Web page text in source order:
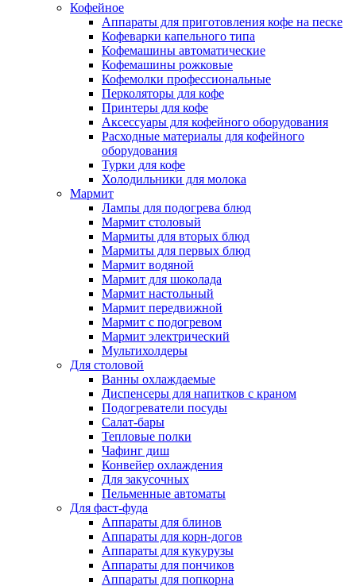
Кофейное
Аппараты для приготовления кофе на песке
Кофеварки капельного типа
Кофемашины автоматические
Кофемашины рожковые
Кофемолки профессиональные
Перколяторы для кофе
Принтеры для кофе
Аксессуары для кофейного оборудования
Расходные материалы для кофейного
оборудования
Турки для кофе
Холодильники для молока
Мармит
Лампы для подогрева блюд
Мармит столовый
Мармиты для вторых блюд
Мармиты для первых блюд
Мармит водяной
Мармит для шоколада
Мармит настольный
Мармит передвижной
Мармит с подогревом
Мармит электрический
Мультихолдеры
Для столовой
Ванны охлаждаемые
Диспенсеры для напитков с краном
Подогреватели посуды
Салат-бары
Тепловые полки
Чафинг диш
Конвейер охлаждения
Для закусочных
Пельменные автоматы
Для фаст-фуда
Аппараты для блинов
Аппараты для корн-догов
Аппараты для кукурузы
Аппараты для пончиков
Аппараты для попкорна